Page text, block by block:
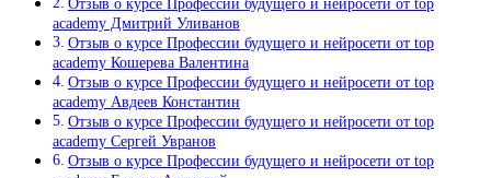
Отзыв о курсе Профессии будущего и нейросети от top
academy Дмитрий Уливанов
Отзыв о курсе Профессии будущего и нейросети от top
academy Кошерева Валентина
Отзыв о курсе Профессии будущего и нейросети от top
academy Авдеев Константин
Отзыв о курсе Профессии будущего и нейросети от top
academy Сергей Увранов
Отзыв о курсе Профессии будущего и нейросети от top